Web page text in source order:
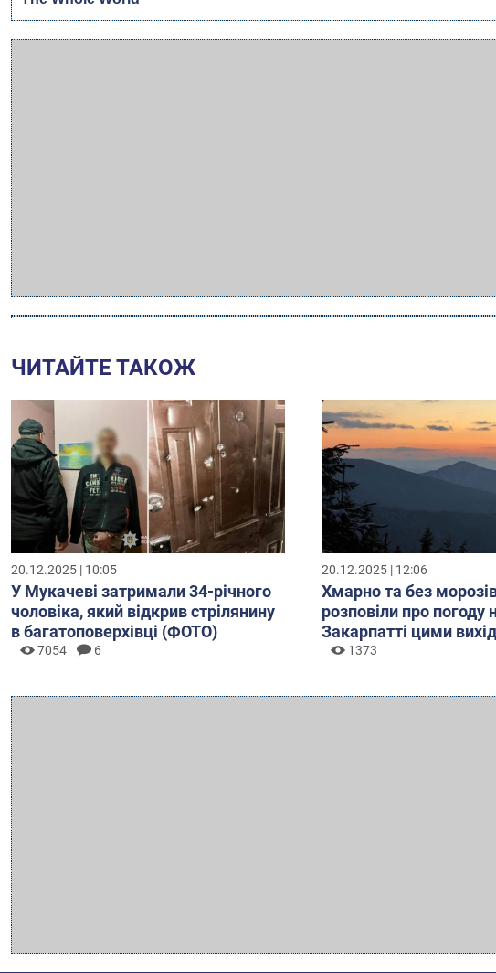
ЧИТАЙТЕ ТАКОЖ
20.12.2025 | 10:05
У Мукачеві затримали 34-річного
чоловіка, який відкрив стрілянину
в багатоповерхівці (ФОТО)
7054 6
20.12.2025 | 12:06
Хмарно та без
розповіли про погоду
Закарпатті цими
1373